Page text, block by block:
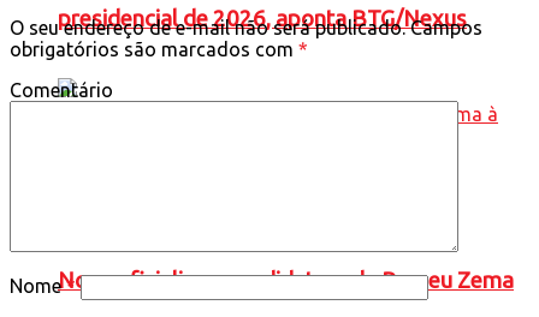
presidencial de 2026, aponta BTG/Nexus
Novo oficializa a candidatura de Romeu Zema
O seu endereço de e-mail não será publicado.Campos
obrigatórios são marcados com *
Comentário
Nome*